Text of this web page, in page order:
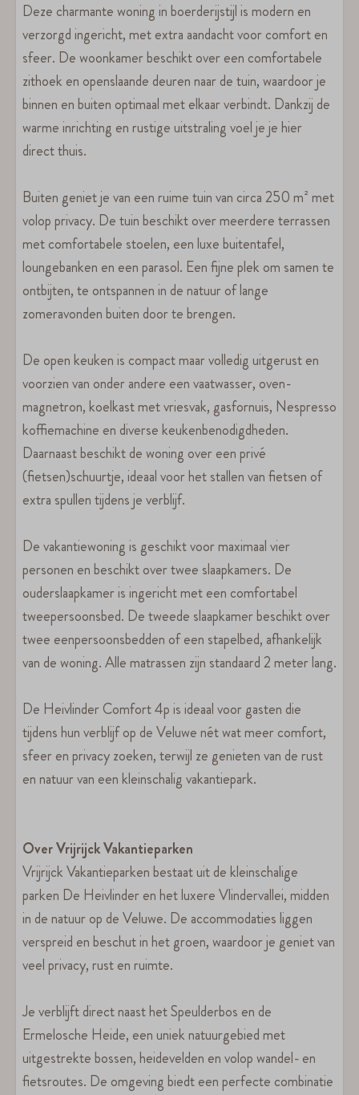
Deze charmante woning in boerderijstijl is modern en
verzorgd ingericht, met extra aandacht voor comfort en
sfeer. De woonkamer beschikt over een comfortabele
zithoek en openslaande deuren naar de tuin, waardoor je
binnen en buiten optimaal met elkaar verbindt. Dankzij de
warme inrichting en rustige uitstraling voel je je hier
direct thuis.
Buiten geniet je van een ruime tuin van circa 250 m² met
volop privacy. De tuin beschikt over meerdere terrassen
met comfortabele stoelen, een luxe buitentafel,
loungebanken en een parasol. Een fijne plek om samen te
ontbijten, te ontspannen in de natuur of lange
zomeravonden buiten door te brengen.
De open keuken is compact maar volledig uitgerust en
voorzien van onder andere een vaatwasser, oven-
magnetron, koelkast met vriesvak, gasfornuis, Nespresso
koffiemachine en diverse keukenbenodigdheden.
Daarnaast beschikt de woning over een privé
(fietsen)schuurtje, ideaal voor het stallen van fietsen of
extra spullen tijdens je verblijf.
De vakantiewoning is geschikt voor maximaal vier
personen en beschikt over twee slaapkamers. De
ouderslaapkamer is ingericht met een comfortabel
tweepersoonsbed. De tweede slaapkamer beschikt over
twee eenpersoonsbedden of een stapelbed, afhankelijk
van de woning. Alle matrassen zijn standaard 2 meter lang.
De Heivlinder Comfort 4p is ideaal voor gasten die
tijdens hun verblijf op de Veluwe nét wat meer comfort,
sfeer en privacy zoeken, terwijl ze genieten van de rust
en natuur van een kleinschalig vakantiepark.
Over Vrijrijck Vakantieparken
Vrijrijck Vakantieparken bestaat uit de kleinschalige
parken De Heivlinder en het luxere Vlindervallei, midden
in de natuur op de Veluwe. De accommodaties liggen
verspreid en beschut in het groen, waardoor je geniet van
veel privacy, rust en ruimte.
Je verblijft direct naast het Speulderbos en de
Ermelosche Heide, een uniek natuurgebied met
uitgestrekte bossen, heidevelden en volop wandel- en
fietsroutes. De omgeving biedt een perfecte combinatie